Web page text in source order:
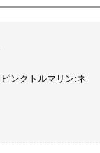
ピンクトルマリン:ネ